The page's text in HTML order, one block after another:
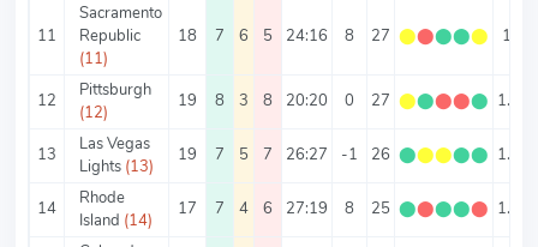
11
Sacramento
Republic
(11)
18 7 6 5 24:16 8 27 ⬤⬤⬤⬤⬤ 1.5
12
Pittsburgh
(12)
19 8 3 8 20:20 0 27 ⬤⬤⬤⬤⬤ 1.42
13
Las Vegas
Lights (13)
19 7 5 7 26:27 -1 26 ⬤⬤⬤⬤⬤ 1.37
14
Rhode
Island (14)
17 7 4 6 27:19 8 25 ⬤⬤⬤⬤⬤ 1.47